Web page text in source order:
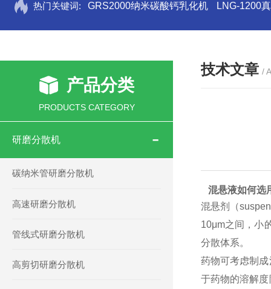
热门关键词: GRS2000纳米碳酸钙乳化机 LNG-1200
产品分类
PRODUCTS CATEGORY
研磨分散机
碳纳米管研磨分散机
高速研磨分散机
管线式研磨分散机
高剪切研磨分散机
技术文章 /
混悬液如何选
混悬剂（
10μm之间，小
分散体系。
药物可考虑制
于药物的溶解